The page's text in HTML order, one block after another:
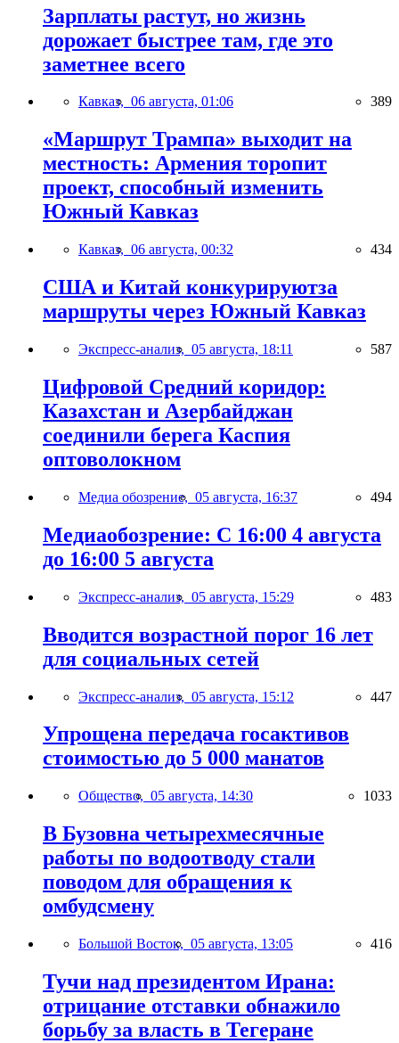
Зарплаты растут, но жизнь
дорожает быстрее там, где это
заметнее всего
Кавказ, 06 августа, 01:06 389
«Маршрут Трампа» выходит на
местность: Армения торопит
проект, способный изменить
Южный Кавказ
Кавказ, 06 августа, 00:32 434
США и Китай конкурируютза
маршруты через Южный Кавказ
Экспресс-анализ, 05 августа, 18:11 587
Цифровой Средний коридор:
Казахстан и Азербайджан
соединили берега Каспия
оптоволокном
Медиа обозрение, 05 августа, 16:37 494
Медиаобозрение: С 16:00 4 августа
до 16:00 5 августа
Экспресс-анализ, 05 августа, 15:29 483
Вводится возрастной порог 16 лет
для социальных сетей
Экспресс-анализ, 05 августа, 15:12 447
Упрощена передача госактивов
стоимостью до 5 000 манатов
Общество, 05 августа, 14:30 1033
В Бузовна четырехмесячные
работы по водоотводу стали
поводом для обращения к
омбудсмену
Большой Восток, 05 августа, 13:05 416
Тучи над президентом Ирана:
отрицание отставки обнажило
борьбу за власть в Тегеране